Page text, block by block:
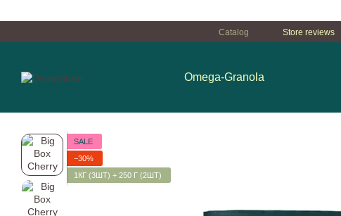
Catalog Store reviews
Omega-Granola
SALE
−30%
1КГ (3ШТ) + 250 Г (2ШТ)